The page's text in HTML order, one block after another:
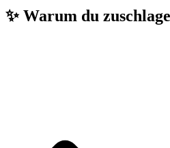
✨ Warum du